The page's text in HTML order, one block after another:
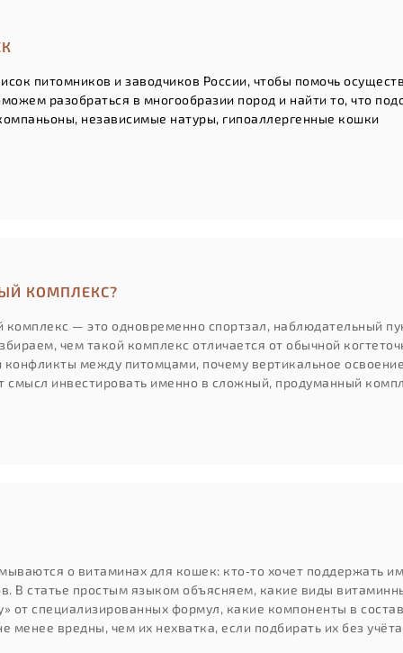
питомников и заводчиков России, чтобы помочь
разобраться в многообразии пород и найти то, что
независимые натуры, гипоаллергенные кошки
КОМПЛЕКС?
— это одновременно спортзал, наблюдательный
чем такой комплекс отличается от обычной
между питомцами, почему вертикальное
смысл инвестировать именно в сложный, продуманный
о витаминах для кошек: кто‑то хочет поддержать
В статье простым языком объясняем, какие виды
от специализированных формул, какие компоненты в
менее вредны, чем их нехватка, если подбирать их без